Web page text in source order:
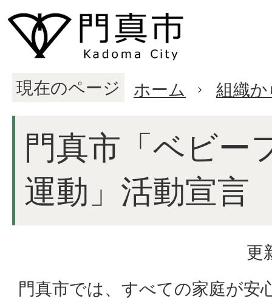
現在のページ ホーム 組織
門真市「ベビー
運動」活動宣言
更
門真市では、すべての家庭が安